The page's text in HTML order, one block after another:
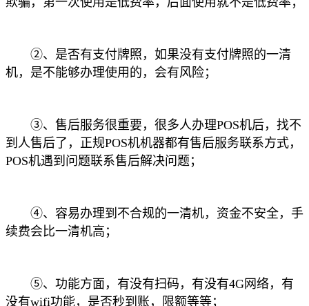
②、是否有支付牌照，如果没有支付牌照的一清
机，是不能够办理使用的，会有风险；
③、售后服务很重要，很多人办理POS机后，找不
到人售后了，正规POS机机器都有售后服务联系方式，
POS机遇到问题联系售后解决问题；
④、容易办理到不合规的一清机，资金不安全，手
续费会比一清机高；
⑤、功能方面，有没有扫码，有没有4G网络，有
没有wifi功能，是否秒到账，限额等等；